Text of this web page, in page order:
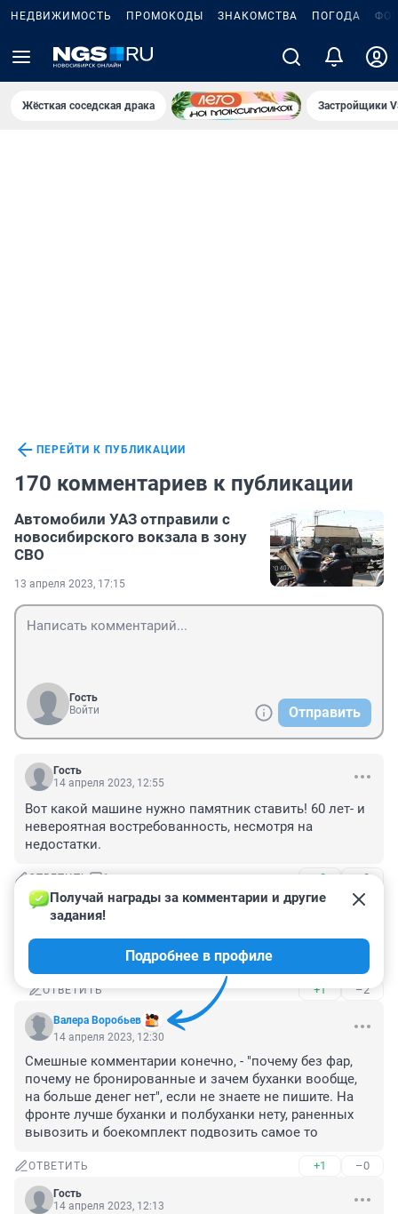
НЕДВИЖИМОСТЬ ПРОМОКОДЫ ЗНАКОМСТВА ПОГОДА
Жёсткая соседская драка Застройщики
ПЕРЕЙТИ К ПУБЛИКАЦИИ
170 комментариев к публикации
Автомобили УАЗ отправили с
новосибирского вокзала в зону
СВО
13 апреля 2023, 17:15
Гость
Войти
Отправить
Гость
14 апреля 2023, 12:55
Вот какой машине нужно памятник ставить! 60 лет- и
невероятная востребованность, несмотря на
недостатки.
ОТВЕТИТЬ 1 +2 –0
Аааа
Потому что не получается создать лучше этой
ОТВЕТИТЬ +1 –2
Валера Воробьев
Получай награды за комментарии и другие
задания!
Подробнее в профиле
14 апреля 2023, 12:30
Смешные комментарии конечно, - "почему без фар,
почему не бронированные и зачем буханки вообще,
на больше денег нет", если не знаете не пишите. На
фронте лучше буханки и полбуханки нету, раненных
вывозить и боекомплект подвозить самое то
ОТВЕТИТЬ +1 –0
Гость
14 апреля 2023, 12:13